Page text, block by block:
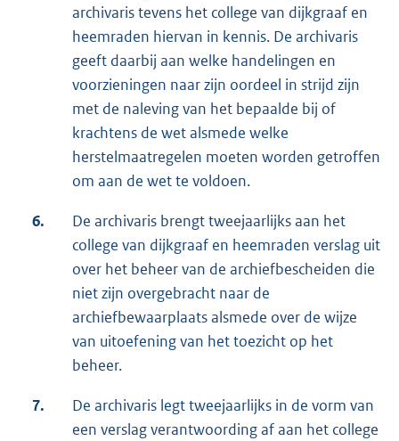
archivaris tevens het college van dijkgraaf en
heemraden hiervan in kennis. De archivaris
geeft daarbij aan welke handelingen en
voorzieningen naar zijn oordeel in strijd zijn
met de naleving van het bepaalde bij of
krachtens de wet alsmede welke
herstelmaatregelen moeten worden getroffen
om aan de wet te voldoen.
6.
De archivaris brengt tweejaarlijks aan het
college van dijkgraaf en heemraden verslag uit
over het beheer van de archiefbescheiden die
niet zijn overgebracht naar de
archiefbewaarplaats alsmede over de wijze
van uitoefening van het toezicht op het
beheer.
7.
De archivaris legt tweejaarlijks in de vorm van
een verslag verantwoording af aan het college